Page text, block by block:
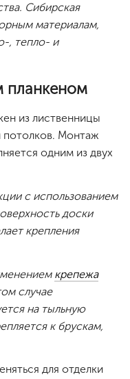
Сибирская
материалам,
, тепло- и
планкеном
из лиственницы
потолков. Монтаж
одним из двух
с использованием
доски
крепления
крепежа
случае
на тыльную
к брускам,
для отделки